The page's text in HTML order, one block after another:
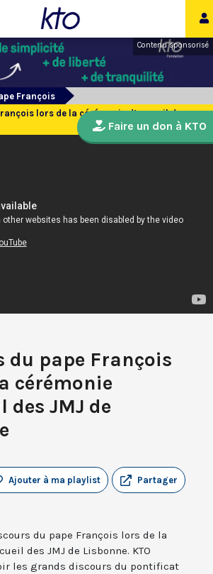
Contenu sponsorisé
François
lors de la cérémonie d’accueil des
du pape François
cérémonie
des JMJ de
Partager
Ajouter à ma playlist
du pape François lors de la
des JMJ de Lisbonne. KTO
les grands discours du pontificat
Faire un don à KTO